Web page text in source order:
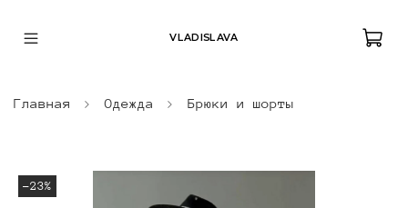
VLADISLAVA
Главная Одежда Брюки и шорты
-23%